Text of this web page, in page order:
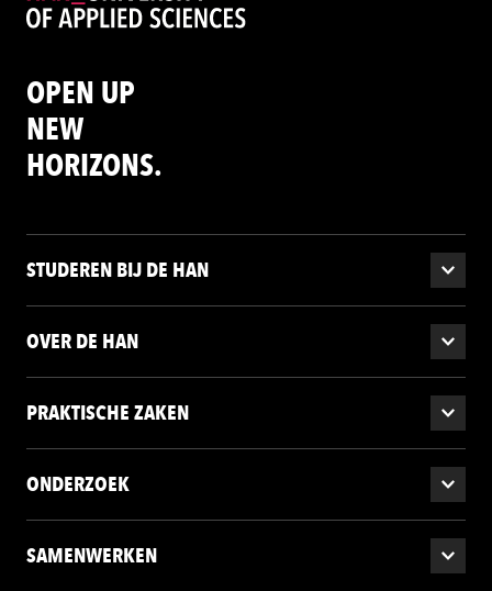
OPEN UP
NEW
HORIZONS.
STUDEREN BIJ DE HAN
OVER DE HAN
PRAKTISCHE ZAKEN
ONDERZOEK
SAMENWERKEN